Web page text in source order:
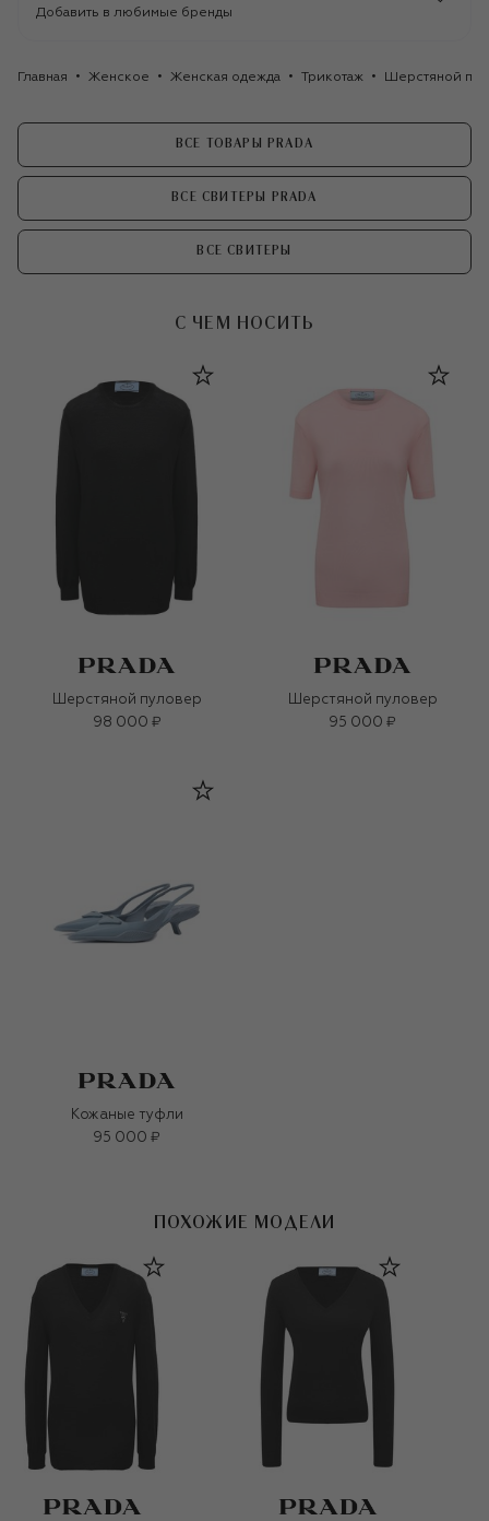
Добавить в любимые бренды
Главная Женское Женская одежда Трикотаж Шерстяной
ВСЕ ТОВАРЫ PRADA
ВСЕ СВИТЕРЫ PRADA
ВСЕ СВИТЕРЫ
С ЧЕМ НОСИТЬ
Шерстяной пуловер
98 000 ₽
Шерстяной пуловер
95 000 ₽
Кожаные туфли
95 000 ₽
ПОХОЖИЕ МОДЕЛИ